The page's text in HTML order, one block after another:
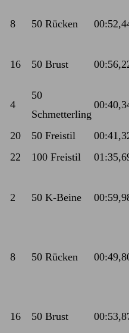
8 50 Rücken
16 50 Brust
4
50
Schmetterling
20 50 Freistil
22 100 Freistil
2 50 K-Beine
8 50 Rücken
16 50 Brust